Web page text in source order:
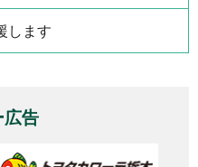
します
広告